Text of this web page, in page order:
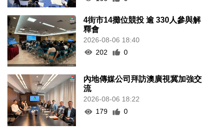
4街市14攤位競投 逾 330人參與解
釋會
2026-08-06 18:40
202
0
內地傳媒公司拜訪澳廣視冀加強交
流
2026-08-06 18:22
179
0